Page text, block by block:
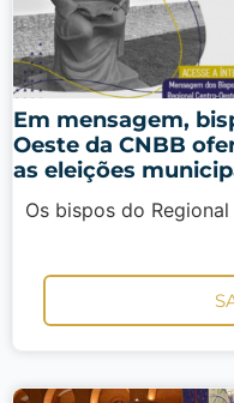
Em mensagem,
Oeste da CNBB
as eleições
Os bispos do